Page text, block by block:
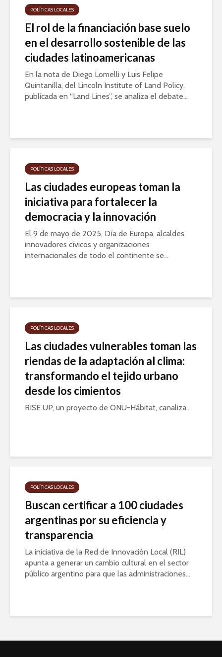
POLÍTICAS LOCALES
El rol de la financiación base suelo
en el desarrollo sostenible de las
ciudades latinoamericanas
En la nota de Diego Lomelli y Luis Felipe
Quintanilla, del Lincoln Institute of Land Policy,
publicada en “Land Lines”, se analiza el debate...
POLÍTICAS LOCALES
Las ciudades europeas toman la
iniciativa para fortalecer la
democracia y la innovación
El 9 de mayo de 2025, Día de Europa, alcaldes,
innovadores cívicos y organizaciones
internacionales de todo el continente se...
POLÍTICAS LOCALES
Las ciudades vulnerables toman las
riendas de la adaptación al clima:
transformando el tejido urbano
desde los cimientos
RISE UP, un proyecto de ONU-Hábitat, canaliza...
POLÍTICAS LOCALES
Buscan certificar a 100 ciudades
argentinas por su eficiencia y
transparencia
La iniciativa de la Red de Innovación Local (RIL)
apunta a generar un cambio cultural en el sector
público argentino para que las administraciones...